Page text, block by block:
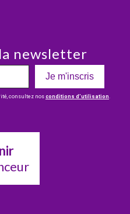
newsletter
Je m'inscris
consultez nos conditions d’utilisation